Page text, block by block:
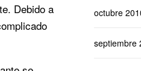
Debido a
octubre
septiembre